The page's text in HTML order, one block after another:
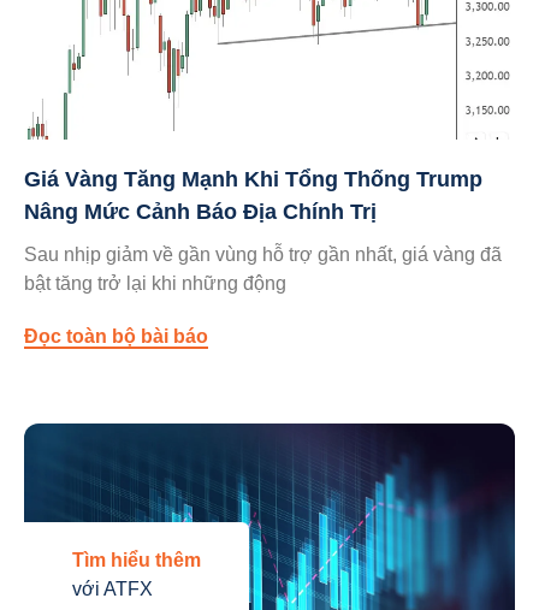
Giá Vàng Tăng Mạnh Khi Tổng Thống Trump
Nâng Mức Cảnh Báo Địa Chính Trị
Sau nhịp giảm về gần vùng hỗ trợ gần nhất, giá vàng đã
bật tăng trở lại khi những động
Đọc toàn bộ bài báo
Tìm hiểu thêm
với ATFX